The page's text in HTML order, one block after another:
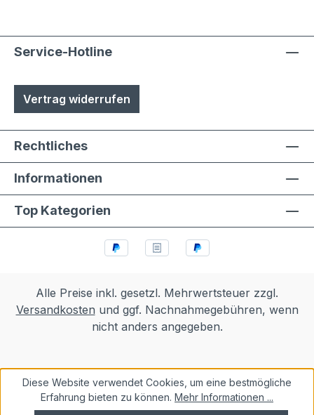
Service-Hotline
Vertrag widerrufen
Rechtliches
Informationen
Top Kategorien
Alle Preise inkl. gesetzl. Mehrwertsteuer zzgl.
Versandkosten und ggf. Nachnahmegebühren, wenn
nicht anders angegeben.
Diese Website verwendet Cookies, um eine bestmögliche
Erfahrung bieten zu können. Mehr Informationen ...